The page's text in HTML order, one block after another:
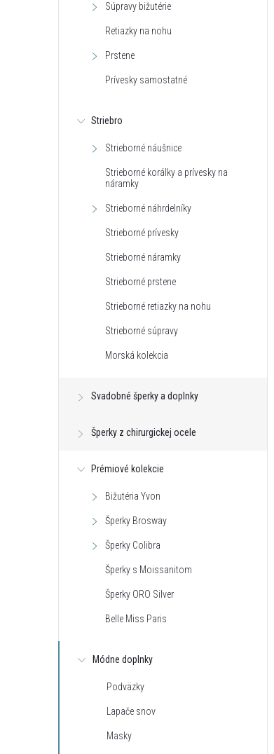
Súpravy bižutérie
Retiazky na nohu
Prstene
Prívesky samostatné
Striebro
Strieborné náušnice
Strieborné korálky a prívesky na
náramky
Strieborné náhrdelníky
Strieborné prívesky
Strieborné náramky
Strieborné prstene
Strieborné retiazky na nohu
Strieborné súpravy
Morská kolekcia
Svadobné šperky a doplnky
Šperky z chirurgickej ocele
Prémiové kolekcie
Bižutéria Yvon
Šperky Brosway
Šperky Colibra
Šperky s Moissanitom
Šperky ORO Silver
Belle Miss Paris
Módne doplnky
Podväzky
Lapače snov
Masky